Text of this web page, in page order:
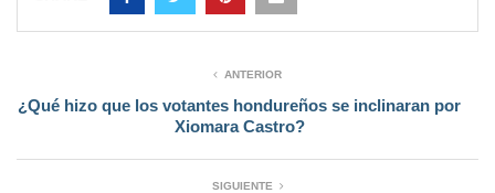
ANTERIOR
¿Qué hizo que los votantes hondureños se inclinaran por
Xiomara Castro?
SIGUIENTE